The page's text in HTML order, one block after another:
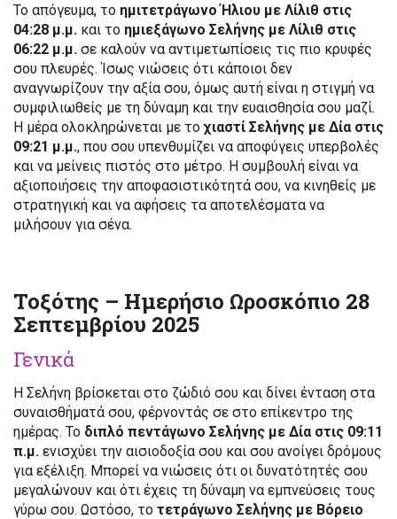
Το απόγευμα, το ημιτετράγωνο Ήλιου με Λίλιθ στις
04:28 μ.μ. και το ημιεξάγωνο Σελήνης με Λίλιθ στις
06:22 μ.μ. σε καλούν να αντιμετωπίσεις τις πιο κρυφές
σου πλευρές. Ίσως νιώσεις ότι κάποιοι δεν
αναγνωρίζουν την αξία σου, όμως αυτή είναι η στιγμή να
συμφιλιωθείς με τη δύναμη και την ευαισθησία σου μαζί.
Η μέρα ολοκληρώνεται με τοχιαστί Σελήνης με Δία στις
09:21 μ.μ., που σου υπενθυμίζει να αποφύγεις υπερβολές
και να μείνεις πιστός στο μέτρο. Η συμβουλή είναι να
αξιοποιήσεις την αποφασιστικότητά σου, να κινηθείς με
στρατηγική και να αφήσεις τα αποτελέσματα να
μιλήσουν για σένα.
Τοξότης – Ημερήσιο Ωροσκόπιο 28
Σεπτεμβρίου 2025
Γενικά
Η Σελήνη βρίσκεται στο ζώδιό σου και δίνει ένταση στα
συναισθήματά σου, φέρνοντάς σε στο επίκεντρο της
ημέρας. Το διπλό πεντάγωνο Σελήνης με Δία στις 09:11
π.μ. ενισχύει την αισιοδοξία σου και σου ανοίγει δρόμους
για εξέλιξη. Μπορεί να νιώσεις ότι οι δυνατότητές σου
μεγαλώνουν και ότι έχεις τη δύναμη να εμπνεύσεις τους
γύρω σου. Ωστόσο, το τετράγωνο Σελήνης με Βόρειο